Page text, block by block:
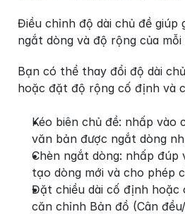
Điều chỉnh độ dài chủ đề giúp
ngắt dòng và độ rộng của mỗi
Bạn có thể thay đổi độ dài
hoặc đặt độ rộng cố định và
Kéo biên chủ đề: nhấp
văn bản được ngắt dòng
Chèn ngắt dòng: nhấp
tạo dòng mới và cho phép
Đặt chiều dài cố định hoặc
căn chỉnh Bản đồ (Cân